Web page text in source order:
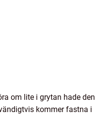
om lite i grytan hade den
kommer fastna i